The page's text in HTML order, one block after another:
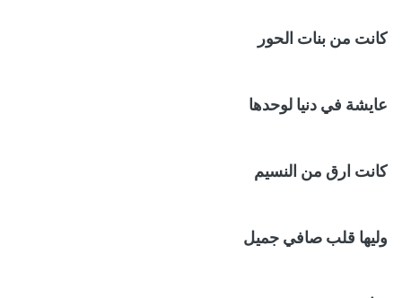
كانت من بنات الحور
عايشة في دنيا لوحدها
كانت ارق من النسيم
وليها قلب صافي جميل